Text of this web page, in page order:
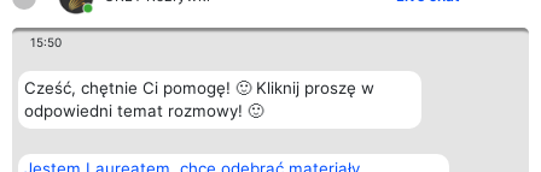
15:50
Cześć, chętnie Ci pomogę! 🙂 Kliknij proszę w
odpowiedni temat rozmowy! 🙂
Organizator plebiscytu Plebiscyt Kontakt